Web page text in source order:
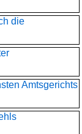
die
Amtsgerichts